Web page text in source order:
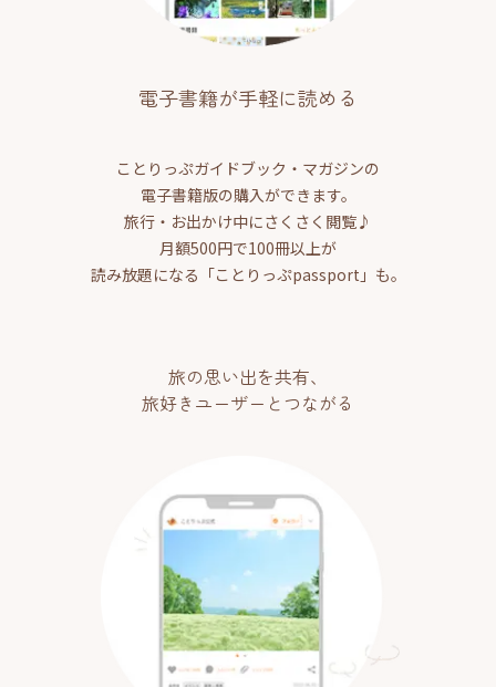
電子書籍が手軽に読める
ことりっぷガイドブック・マガジンの
電子書籍版の購入ができます。
旅行・お出かけ中にさくさく閲覧♪
月額500円で100冊以上が
読み放題になる「ことりっぷpassport」も。
旅の思い出を共有、
旅好きユーザーとつながる